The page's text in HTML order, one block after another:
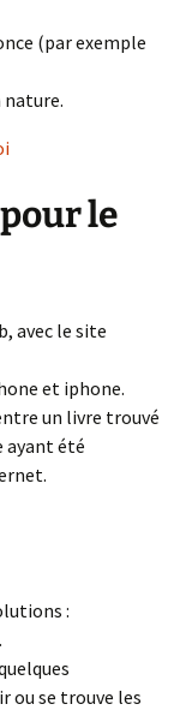
(par exemple
le
avec le site
et iphone.
un livre trouvé
ayant été
:
ou se trouve les